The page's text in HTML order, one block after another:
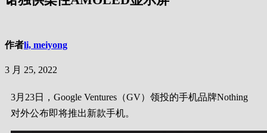
作者li, meiyong
3 月 25, 2022
3月23日，Google Ventures（GV）领投的手机品牌Nothing
对外公布即将推出新款手机。